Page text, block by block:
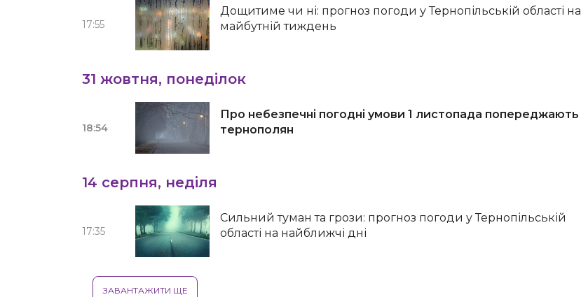
17:55
Дощитиме чи ні: прогноз погоди у Тернопільській області на
майбутній тиждень
31 жовтня, понеділок
18:54
Про небезпечні погодні умови 1 листопада попереджають
тернополян
14 серпня, неділя
17:35
Сильний туман та грози: прогноз погоди у Тернопільській
області на найближчі дні
ЗАВАНТАЖИТИ ЩЕ